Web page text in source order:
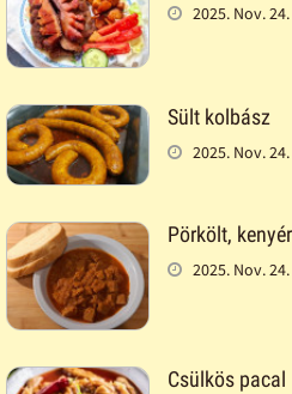
2025. Nov. 24.
Sült kolbász
2025. Nov. 24.
Pörkölt,
2025. Nov. 24.
Csülkös pacal